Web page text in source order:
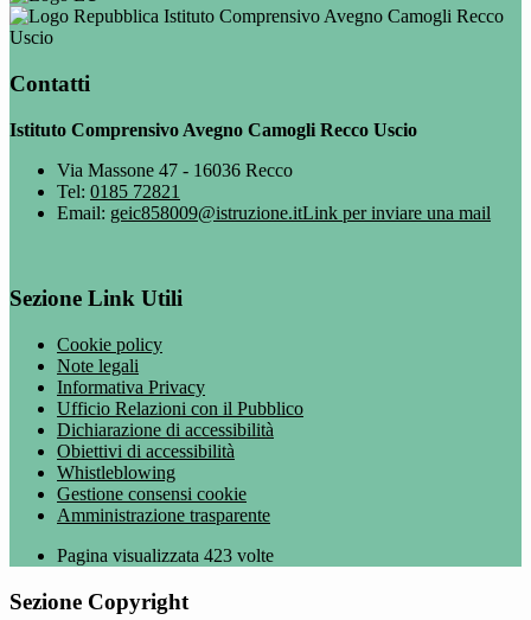
Istituto Comprensivo Avegno Camogli Recco
Uscio
Contatti
Istituto Comprensivo Avegno Camogli Recco Uscio
Via Massone 47 - 16036 Recco
Tel: 0185 72821
Email: geic858009@istruzione.itLink per inviare una mail
Sezione Link Utili
Cookie policy
Note legali
Informativa Privacy
Ufficio Relazioni con il Pubblico
Dichiarazione di accessibilità
Obiettivi di accessibilità
Whistleblowing
Gestione consensi cookie
Amministrazione trasparente
Pagina visualizzata 423 volte
Sezione Copyright